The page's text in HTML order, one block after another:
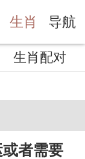
生肖 导航
生肖配对
者需要